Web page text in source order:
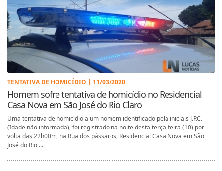
TENTATIVA DE HOMICÍDIO | 11/03/2020
Homem sofre tentativa de homicídio no Residencial
Casa Nova em São José do Rio Claro
Uma tentativa de homicídio a um homem identificado pela iniciais J.P.C.
(Idade não informada), foi registrado na noite desta terça-feira (10) por
volta das 22h00m, na Rua dos pássaros, Residencial Casa Nova em São
José do Rio ...